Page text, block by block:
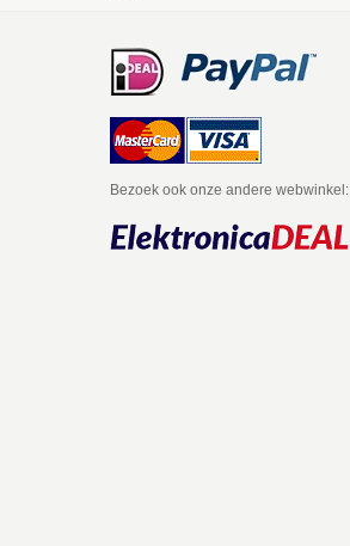
Bezoek ook onze andere webwinkel: